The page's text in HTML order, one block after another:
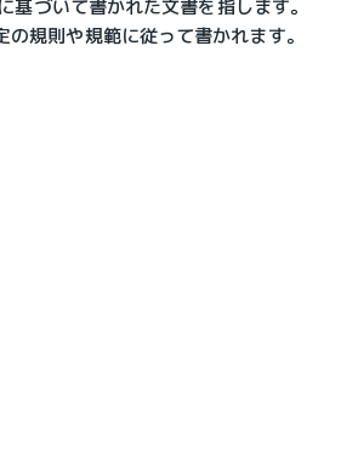
基づいて書かれた文書を指します。
の規則や規範に従って書かれます。